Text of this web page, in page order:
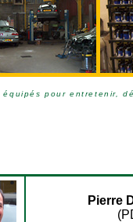
pour entretenir,
Pierre